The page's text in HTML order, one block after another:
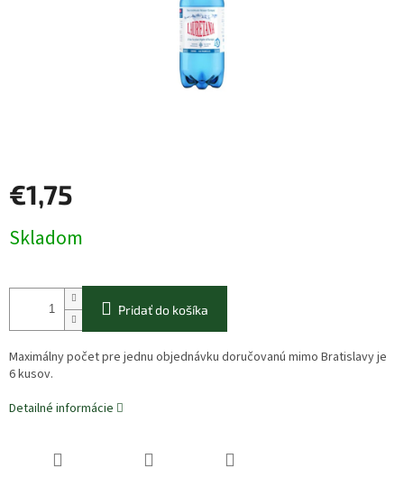
€1,75
cena:
Skladom
Pridať do košíka
Maximálny počet pre jednu objednávku doručovanú mimo Bratislavy je
6 kusov.
Detailné informácie